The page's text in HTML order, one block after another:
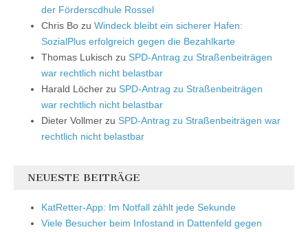
der Förderscdhule Rossel
Chris Bo zu Windeck bleibt ein sicherer Hafen:
SozialPlus erfolgreich gegen die Bezahlkarte
Thomas Lukisch zu SPD-Antrag zu Straßenbeiträgen
war rechtlich nicht belastbar
Harald Löcher zu SPD-Antrag zu Straßenbeiträgen
war rechtlich nicht belastbar
Dieter Vollmer zu SPD-Antrag zu Straßenbeiträgen war
rechtlich nicht belastbar
NEUESTE BEITRÄGE
KatRetter-App: Im Notfall zählt jede Sekunde
Viele Besucher beim Infostand in Dattenfeld gegen